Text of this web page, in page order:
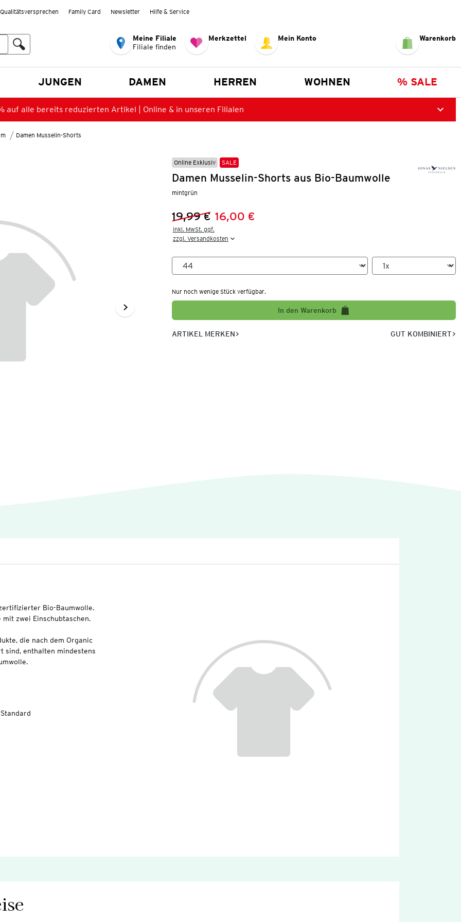
Qualitätsversprechen Family Card Newsletter Hilfe & Service
Meine Filiale
Filiale finden
Merkzettel Mein Konto Warenkorb
JUNGEN DAMEN HERREN WOHNEN % SALE
auf alle bereits reduzierten Artikel | Online & in unseren Filialen
Damen Musselin-Shorts
Online Exklusiv SALE
Damen Musselin-Shorts aus Bio-Baumwolle
mintgrün
Vorheriger Preis:
19,99 €
Neuer Preis:16,00 €
inkl. MwSt. ggf.
zzgl. Versandkosten
Nur noch wenige Stück verfügbar.
In den Warenkorb
ARTIKEL MERKEN GUT KOMBINIERT
Bio-Baumwolle.
zwei Einschubtaschen.
die nach dem Organic
sind, enthalten mindestens